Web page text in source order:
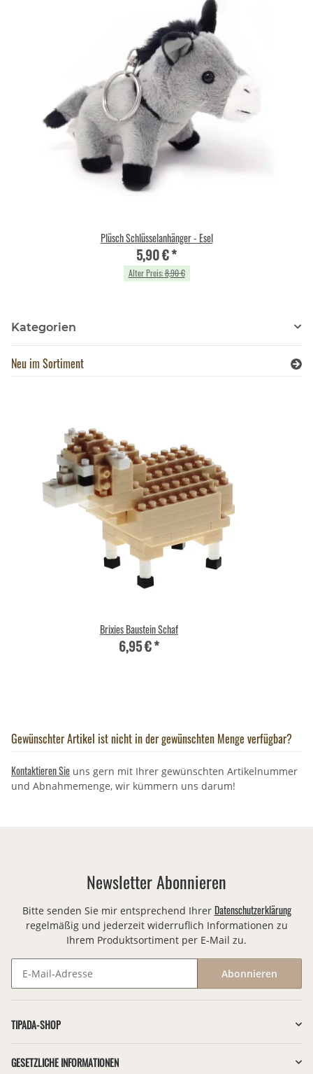
Plüsch Schlüsselanhänger - Esel
5,90 €*
Alter Preis:8,90 €
Kategorien
Neu im Sortiment
Brixies Baustein Schaf
6,95 €*
Gewünschter Artikel ist nicht in der gewünschten Menge verfügbar?
Kontaktieren Sie uns gern mit Ihrer gewünschten Artikelnummer
und Abnahmemenge, wir kümmern uns darum!
Newsletter Abonnieren
Bitte senden Sie mir entsprechend Ihrer Datenschutzerklärung
regelmäßig und jederzeit widerruflich Informationen zu
Ihrem Produktsortiment per E-Mail zu.
Abonnieren
TIPADA-SHOP
GESETZLICHE INFORMATIONEN